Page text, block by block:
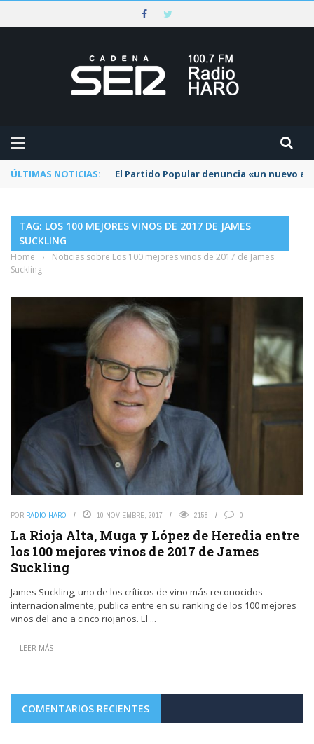
ÚLTIMAS NOTICIAS: El Partido Popular denuncia «un nuevo
TAG: LOS 100 MEJORES VINOS DE 2017 DE JAMES
SUCKLING
Home ›
Noticias sobre Los 100 mejores vinos de 2017 de James
Suckling
POR RADIO HARO 10 NOVIEMBRE, 2017 2158 0
La Rioja Alta, Muga y López de Heredia entre
los 100 mejores vinos de 2017 de James
Suckling
James Suckling, uno de los críticos de vino más reconocidos
internacionalmente, publica entre en su ranking de los 100 mejores
vinos del año a cinco riojanos. El ...
LEER MÁS
COMENTARIOS RECIENTES